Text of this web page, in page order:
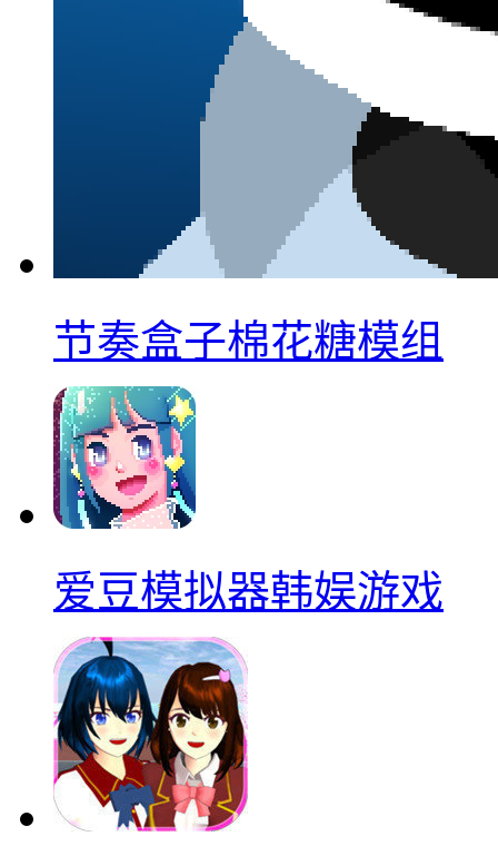
节奏盒子棉花糖模组
爱豆模拟器韩娱游戏